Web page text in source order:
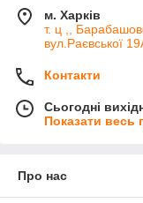
м. Харків
т. ц ,,
вул.Раєвської
Контакти
Сьогодні
Показати весь
Про нас